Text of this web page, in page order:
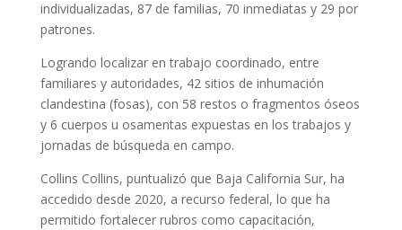
individualizadas, 87 de familias, 70 inmediatas y 29 por
patrones.
Logrando localizar en trabajo coordinado, entre
familiares y autoridades, 42 sitios de inhumación
clandestina (fosas), con 58 restos o fragmentos óseos
y 6 cuerpos u osamentas expuestas en los trabajos y
jornadas de búsqueda en campo.
Collins Collins, puntualizó que Baja California Sur, ha
accedido desde 2020, a recurso federal, lo que ha
permitido fortalecer rubros como capacitación,